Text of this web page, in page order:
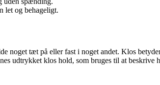
let og behageligt.
noget tæt på eller fast i noget andet. Klos
udtrykket klos hold, som bruges til at